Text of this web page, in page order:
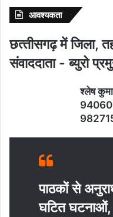
आवश्‍यकता
छत्‍तीसगढ़ में जिला,
संवाददाता - ब्‍युरो
श्‍लेष
पाठकों से
घटित घटनाओं,